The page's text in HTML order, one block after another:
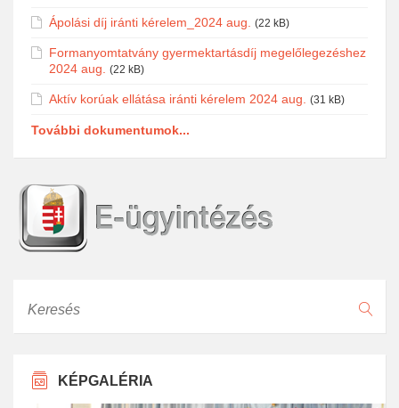
Ápolási díj iránti kérelem_2024 aug. (22 kB)
Formanyomtatvány gyermektartásdíj megelőlegezéshez
2024 aug.
(22 kB)
Aktív korúak ellátása iránti kérelem 2024 aug. (31 kB)
További dokumentumok...
KÉPGALÉRIA